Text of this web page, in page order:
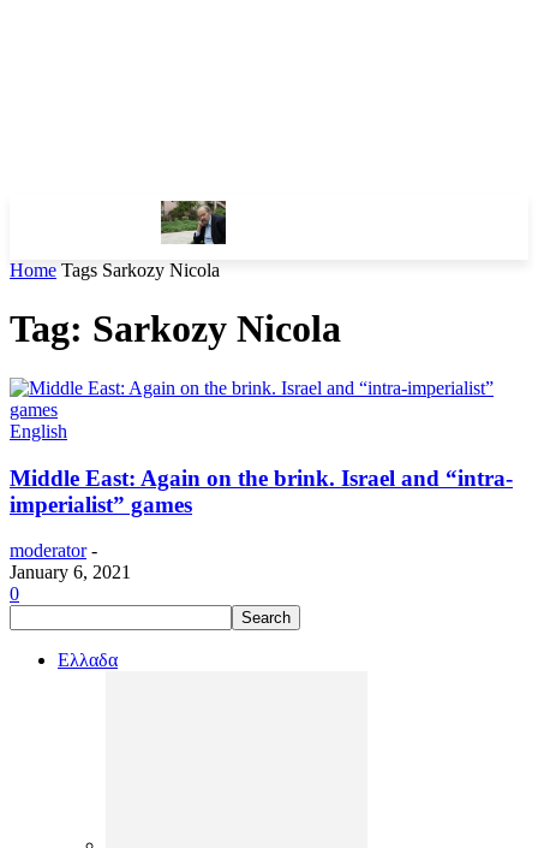
Home Tags Sarkozy Nicola
Tag: Sarkozy Nicola
English
Middle East: Again on the brink. Israel and “intra-
imperialist” games
moderator -
January 6, 2021
0
Ελλαδα